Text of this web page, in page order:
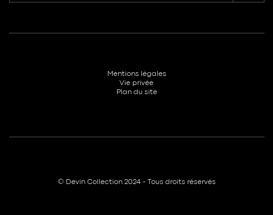
© Devin Collection 2024 - Tous droits réservés
Mentions légales
Vie privée
Plan du site